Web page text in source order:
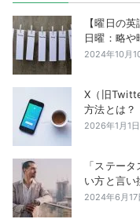
【曜日の
日曜：略や
2024年10月
X（旧
方法とは？
2026年1月1日
「ステー
い方と言い
2024年6月17